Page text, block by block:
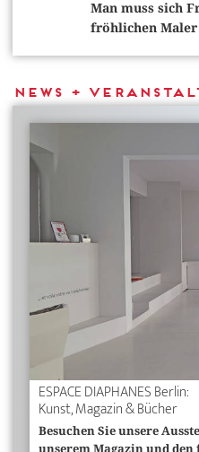
Man muss sich
fröhlichen
News +
ESPACE DIAPHANES Berlin:
Kunst, Magazin & Bücher
Besuchen Sie unsere
unserem Magazin und den